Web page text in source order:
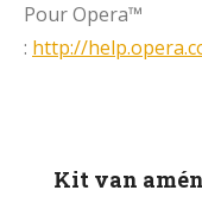
Pour Opera™
: http://
Kit van